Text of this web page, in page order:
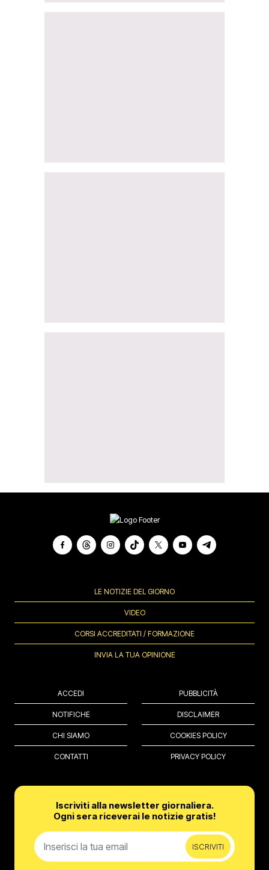
LE NOTIZIE DEL GIORNO
VIDEO
CORSI ACCREDITATI / FORMAZIONE
INVIA LA TUA OPINIONE
ACCEDI
NOTIFICHE
CHI SIAMO
CONTATTI
PUBBLICITÀ
DISCLAIMER
COOKIES POLICY
PRIVACY POLICY
Iscriviti alla newsletter giornaliera.
Ogni sera riceverai le notizie gratis!
ISCRIVITI